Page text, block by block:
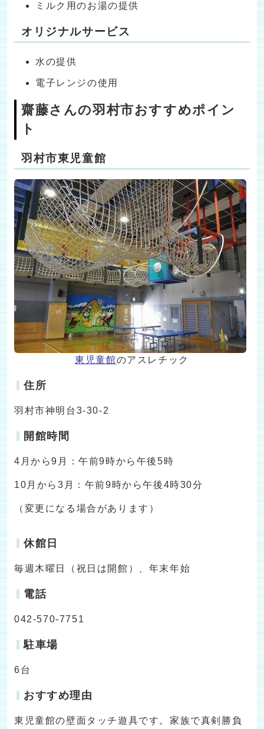
ミルク用のお湯の提供
オリジナルサービス
水の提供
電子レンジの使用
齋藤さんの羽村市おすすめポイン
ト
羽村市東児童館
東児童館のアスレチック
住所
羽村市神明台3-30-2
開館時間
4月から9月：午前9時から午後5時
10月から3月：午前9時から午後4時30分
（変更になる場合があります）
休館日
毎週木曜日（祝日は開館）、年末年始
電話
042-570-7751
駐車場
6台
おすすめ理由
東児童館の壁面タッチ遊具です。家族で真剣勝負